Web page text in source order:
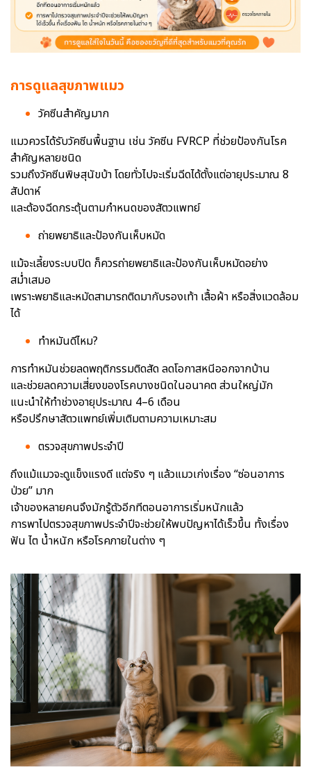
การดูแลสุขภาพแมว
วัคซีนสำคัญมาก
แมวควรได้รับวัคซีนพื้นฐาน เช่น วัคซีน FVRCP ที่ช่วยป้องกันโรค
สำคัญหลายชนิด
รวมถึงวัคซีนพิษสุนัขบ้า โดยทั่วไปจะเริ่มฉีดได้ตั้งแต่อายุประมาณ 8
สัปดาห์
และต้องฉีดกระตุ้นตามกำหนดของสัตวแพทย์
ถ่ายพยาธิและป้องกันเห็บหมัด
แม้จะเลี้ยงระบบปิด ก็ควรถ่ายพยาธิและป้องกันเห็บหมัดอย่าง
สม่ำเสมอ
เพราะพยาธิและหมัดสามารถติดมากับรองเท้า เสื้อผ้า หรือสิ่งแวดล้อม
ได้
ทำหมันดีไหม?
การทำหมันช่วยลดพฤติกรรมติดสัด ลดโอกาสหนีออกจากบ้าน
และช่วยลดความเสี่ยงของโรคบางชนิดในอนาคต ส่วนใหญ่มัก
แนะนำให้ทำช่วงอายุประมาณ 4–6 เดือน
หรือปรึกษาสัตวแพทย์เพิ่มเติมตามความเหมาะสม
ตรวจสุขภาพประจำปี
ถึงแม้แมวจะดูแข็งแรงดี แต่จริง ๆ แล้วแมวเก่งเรื่อง “ซ่อนอาการ
ป่วย” มาก
เจ้าของหลายคนจึงมักรู้ตัวอีกทีตอนอาการเริ่มหนักแล้ว
การพาไปตรวจสุขภาพประจำปีจะช่วยให้พบปัญหาได้เร็วขึ้น ทั้งเรื่อง
ฟัน ไต น้ำหนัก หรือโรคภายในต่าง ๆ